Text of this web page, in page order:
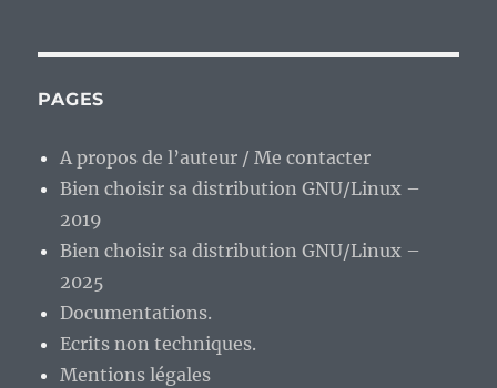
PAGES
A propos de l’auteur / Me contacter
Bien choisir sa distribution GNU/Linux –
2019
Bien choisir sa distribution GNU/Linux –
2025
Documentations.
Ecrits non techniques.
Mentions légales